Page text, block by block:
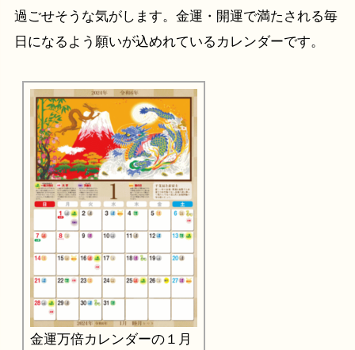
過ごせそうな気がします。金運・開運で満たされる毎
日になるよう願いが込めれているカレンダーです。
金運万倍カレンダーの１月